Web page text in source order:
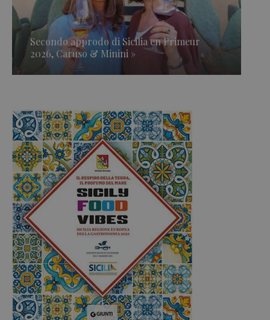
Secondo approdo di Sicilia en Primeur
2026, Caruso & Minini »